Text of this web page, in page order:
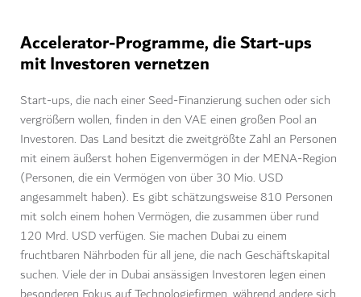
Accelerator-Programme, die Start-ups
mit Investoren vernetzen
Start-ups, die nach einer Seed-Finanzierung suchen oder sich
vergrößern wollen, finden in den VAE einen großen Pool an
Investoren. Das Land besitzt die zweitgrößte Zahl an Personen
mit einem äußerst hohen Eigenvermögen in der MENA-Region
(Personen, die ein Vermögen von über 30 Mio. USD
angesammelt haben). Es gibt schätzungsweise 810 Personen
mit solch einem hohen Vermögen, die zusammen über rund
120 Mrd. USD verfügen. Sie machen Dubai zu einem
fruchtbaren Nährboden für all jene, die nach Geschäftskapital
suchen. Viele der in Dubai ansässigen Investoren legen einen